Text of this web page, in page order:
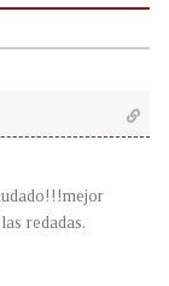
redadas.